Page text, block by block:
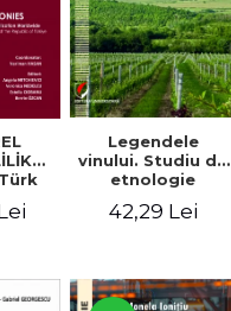
Legendele
vinului. Studiu de
etnologie
42,29 Lei